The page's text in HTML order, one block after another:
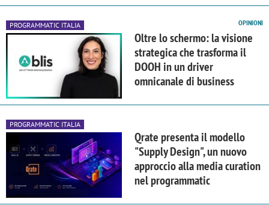
PROGRAMMATIC ITALIA OPINIONI
Oltre lo schermo: la visione
strategica che trasforma il
DOOH in un driver
omnicanale di business
PROGRAMMATIC ITALIA
Qrate presenta il modello
"Supply Design", un nuovo
approccio alla media curation
nel programmatic